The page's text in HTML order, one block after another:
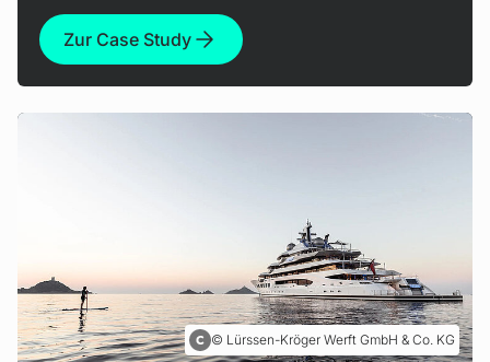
Zur Case Study
Lürssen-Kröger Werft GmbH & Co. KG